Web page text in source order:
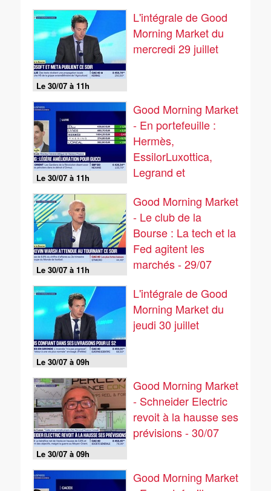
Le 30/07 à 11h
L'intégrale de Good
Morning Market du
mercredi 29 juillet
Le 30/07 à 11h
Good Morning Market
- En portefeuille :
Hermès,
EssilorLuxottica,
Legrand et
Alpes - 29/07
Le 30/07 à 11h
Good Morning Market
- Le club de la
Bourse : La tech et la
Fed agitent les
marchés - 29/07
Le 30/07 à 09h
L'intégrale de Good
Morning Market du
jeudi 30 juillet
Le 30/07 à 09h
Good Morning Market
- Schneider Electric
revoit à la hausse ses
prévisions - 30/07
Good Morning Market